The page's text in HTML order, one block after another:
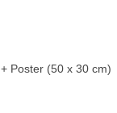
Poster (50 x 30 cm)